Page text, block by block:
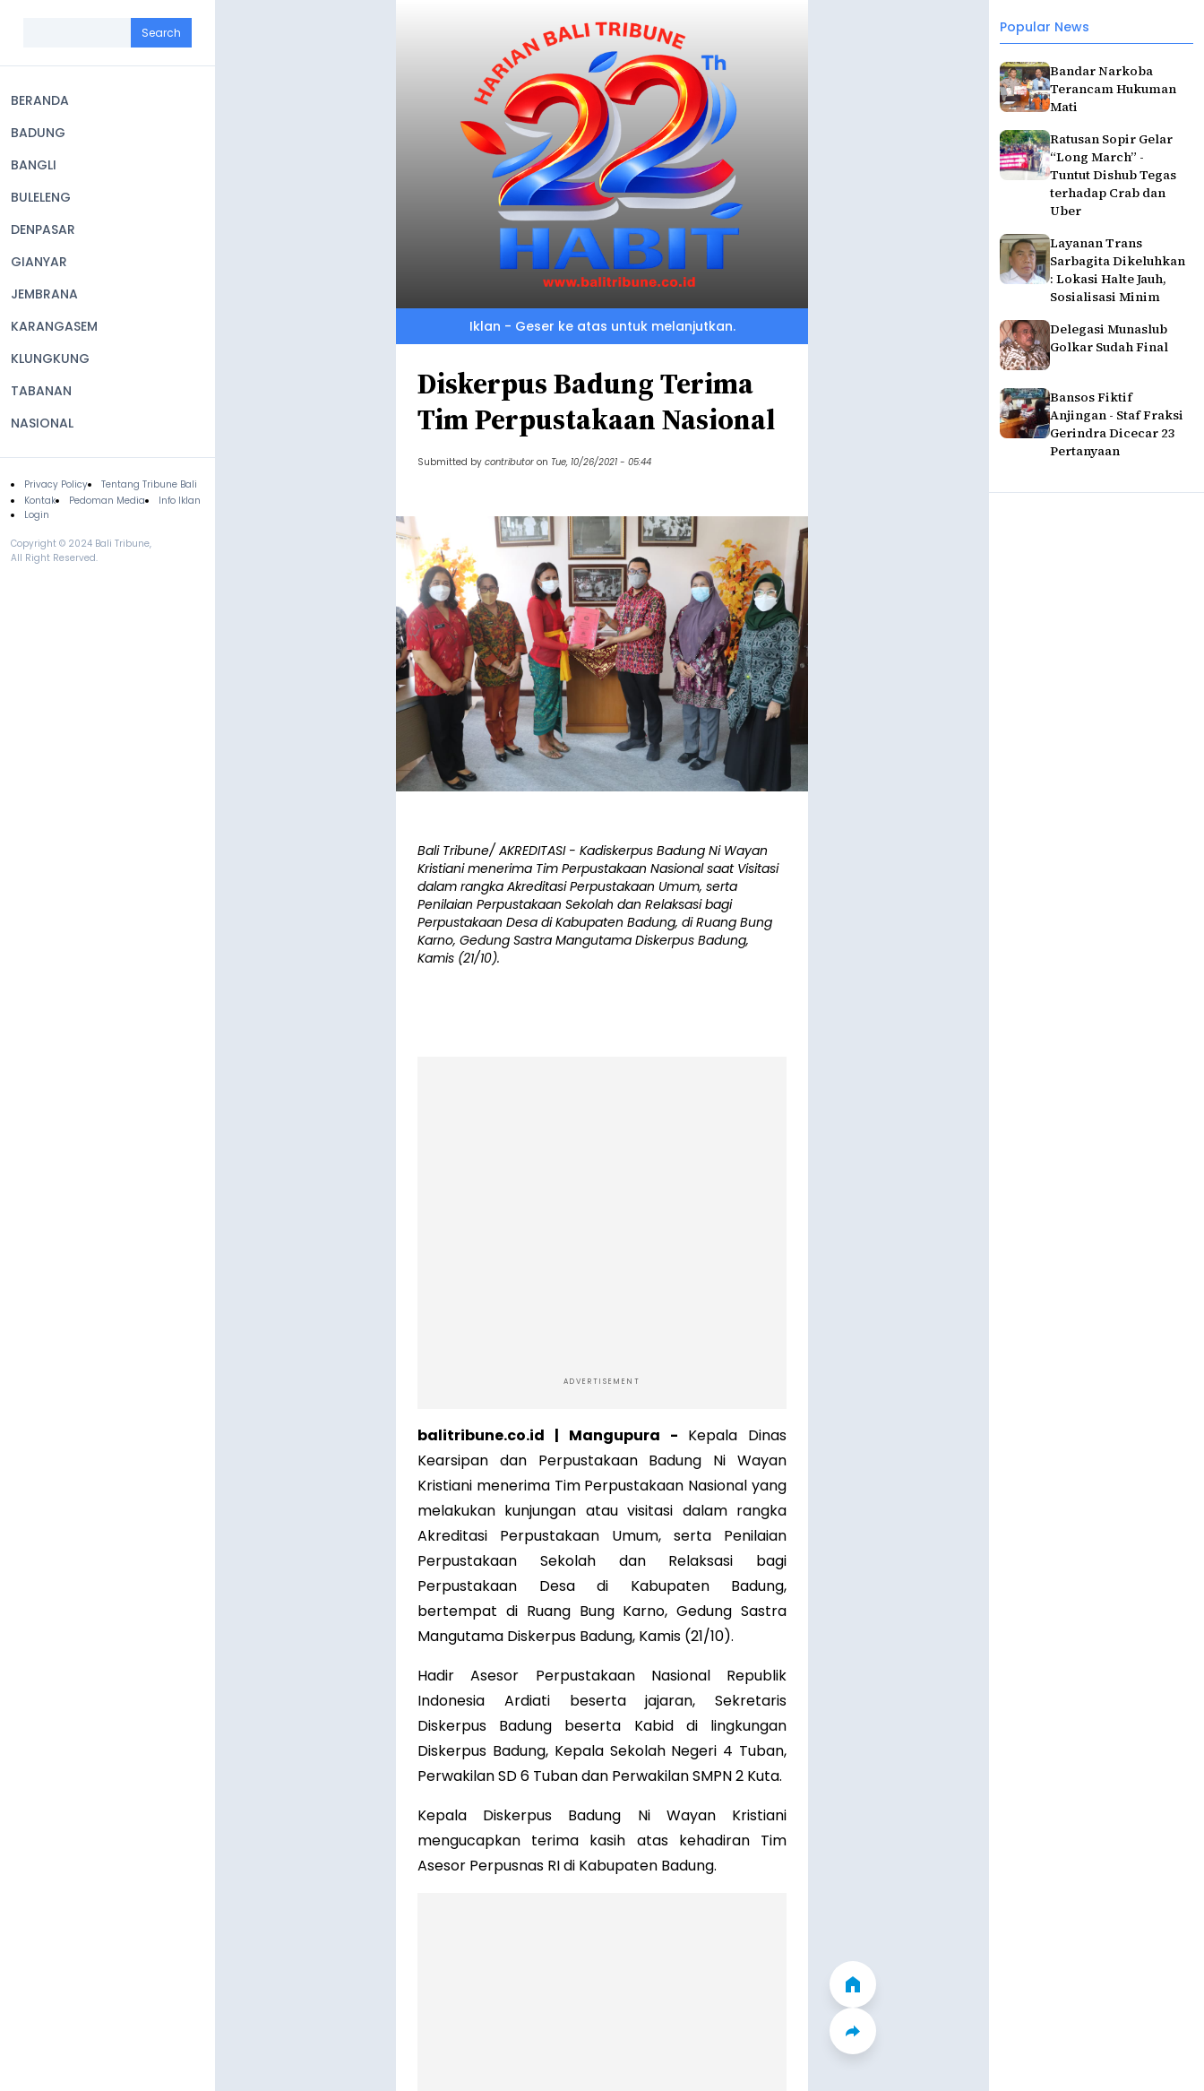
navigation
BERANDA
BADUNG
BANGLI
BULELENG
DENPASAR
GIANYAR
JEMBRANA
KARANGASEM
KLUNGKUNG
TABANAN
NASIONAL
Footer
Privacy Policy
Tentang Tribune Bali
Kontak
Pedoman Media
Info Iklan
Login
Copyright © 2024 Bali Tribune,
All Right Reserved.
Popular News
Bandar Narkoba
Terancam Hukuman
Mati
Ratusan Sopir Gelar
“Long March” -
Tuntut Dishub Tegas
terhadap Crab dan
Uber
Layanan Trans
Sarbagita Dikeluhkan
: Lokasi Halte Jauh,
Sosialisasi Minim
Delegasi Munaslub
Golkar Sudah Final
Bansos Fiktif
Anjingan - Staf Fraksi
Gerindra Dicecar 23
Pertanyaan
Iklan - Geser ke atas untuk melanjutkan.
Diskerpus Badung Terima
Tim Perpustakaan Nasional
Submitted by contributor on Tue, 10/26/2021 - 05:44
Bali Tribune/ AKREDITASI - Kadiskerpus Badung Ni Wayan
Kristiani menerima Tim Perpustakaan Nasional saat Visitasi
dalam rangka Akreditasi Perpustakaan Umum, serta
Penilaian Perpustakaan Sekolah dan Relaksasi bagi
Perpustakaan Desa di Kabupaten Badung, di Ruang Bung
Karno, Gedung Sastra Mangutama Diskerpus Badung,
Kamis (21/10).
ADVERTISEMENT
balitribune.co.id | Mangupura - Kepala Dinas
Kearsipan dan Perpustakaan Badung Ni Wayan
Kristiani menerima Tim Perpustakaan Nasional yang
melakukan kunjungan atau visitasi dalam rangka
Akreditasi Perpustakaan Umum, serta Penilaian
Perpustakaan Sekolah dan Relaksasi bagi
Perpustakaan Desa di Kabupaten Badung,
bertempat di Ruang Bung Karno, Gedung Sastra
Mangutama Diskerpus Badung, Kamis (21/10).
Hadir Asesor Perpustakaan Nasional Republik
Indonesia Ardiati beserta jajaran, Sekretaris
Diskerpus Badung beserta Kabid di lingkungan
Diskerpus Badung, Kepala Sekolah Negeri 4 Tuban,
Perwakilan SD 6 Tuban dan Perwakilan SMPN 2 Kuta.
Kepala Diskerpus Badung Ni Wayan Kristiani
mengucapkan terima kasih atas kehadiran Tim
Asesor Perpusnas RI di Kabupaten Badung.